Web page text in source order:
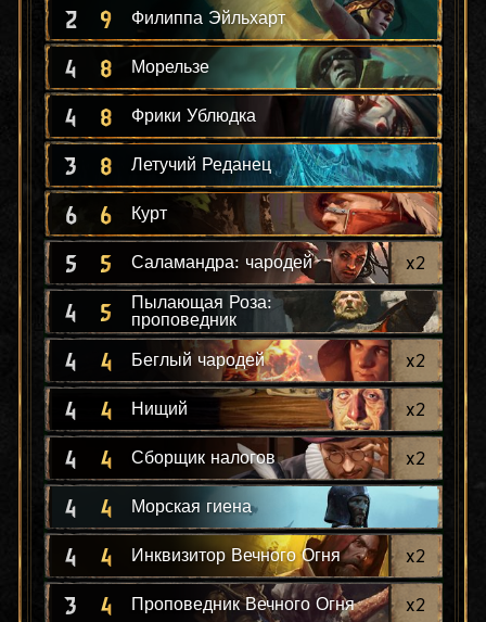
2 9 Филиппа Эйльхарт
4 8 Морельзе
4 8 Фрики Ублюдка
3 8 Летучий Реданец
6 6 Курт
5 5 Саламандра: чародей x2
4 5
Пылающая Роза:
проповедник
4 4 Беглый чародей x2
4 4 Нищий x2
4 4 Сборщик налогов x2
4 4 Морская гиена
4 4 Инквизитор Вечного Огня x2
3 4 Проповедник Вечного Огня x2